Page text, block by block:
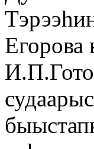
Егорова